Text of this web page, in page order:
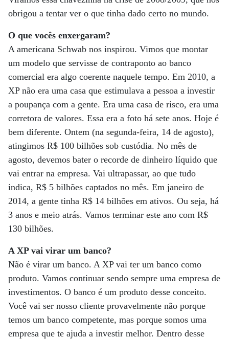
obrigou a tentar ver o que tinha dado certo no mundo.
O que vocês enxergaram?
A americana Schwab nos inspirou. Vimos que montar
um modelo que servisse de contraponto ao banco
comercial era algo coerente naquele tempo. Em 2010, a
XP não era uma casa que estimulava a pessoa a investir
a poupança com a gente. Era uma casa de risco, era uma
corretora de valores. Essa era a foto há sete anos. Hoje é
bem diferente. Ontem (na segunda-feira, 14 de agosto),
atingimos R$ 100 bilhões sob custódia. No mês de
agosto, devemos bater o recorde de dinheiro líquido que
vai entrar na empresa. Vai ultrapassar, ao que tudo
indica, R$ 5 bilhões captados no mês. Em janeiro de
2014, a gente tinha R$ 14 bilhões em ativos. Ou seja, há
3 anos e meio atrás. Vamos terminar este ano com R$
130 bilhões.
A XP vai virar um banco?
Não é virar um banco. A XP vai ter um banco como
produto. Vamos continuar sendo sempre uma empresa de
investimentos. O banco é um produto desse conceito.
Você vai ser nosso cliente provavelmente não porque
temos um banco competente, mas porque somos uma
empresa que te ajuda a investir melhor. Dentro desse